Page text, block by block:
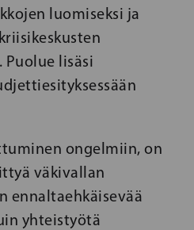
luomiseksi ja
Puolue lisäsi
ongelmiin, on
väkivallan
ennaltaehkäisevää
yhteistyötä